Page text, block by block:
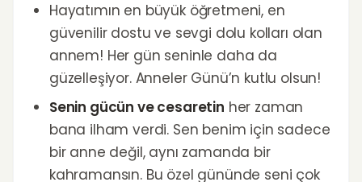
Hayatımın en büyük öğretmeni, en
güvenilir dostu ve sevgi dolu kolları olan
annem! Her gün seninle daha da
güzelleşiyor. Anneler Günü’n kutlu olsun!
Senin gücün ve cesaretin her zaman
bana ilham verdi. Sen benim için sadece
bir anne değil, aynı zamanda bir
kahramansın. Bu özel gününde seni çok